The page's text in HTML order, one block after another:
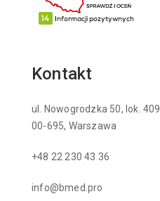
Kontakt
ul. Nowogrodzka 50, lok. 409
00-695, Warszawa
+48 22 230 43 36
info@bmed.pro